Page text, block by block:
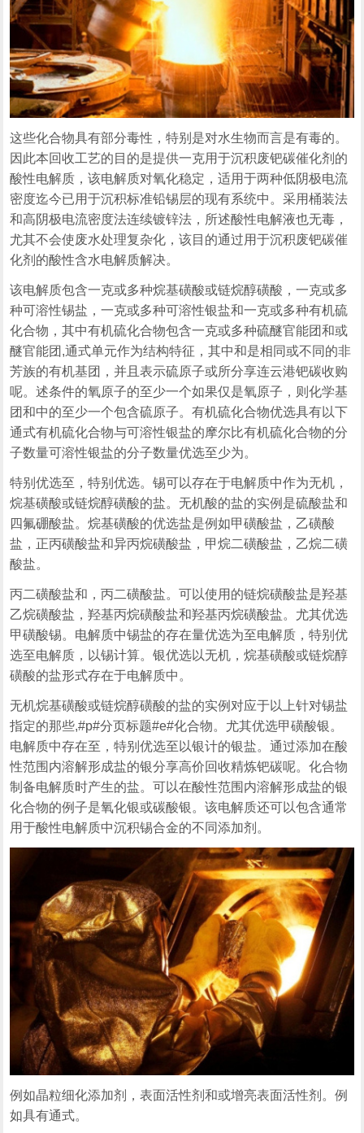
这些化合物具有部分毒性，特别是对水生物而言是有毒的。
因此本回收工艺的目的是提供一克用于沉积废钯碳催化剂的
酸性电解质，该电解质对氧化稳定，适用于两种低阴极电流
密度迄今已用于沉积标准铅锡层的现有系统中。采用桶装法
和高阴极电流密度法连续镀锌法，所述酸性电解液也无毒，
尤其不会使废水处理复杂化，该目的通过用于沉积废钯碳催
化剂的酸性含水电解质解决。
该电解质包含一克或多种烷基磺酸或链烷醇磺酸，一克或多
种可溶性锡盐，一克或多种可溶性银盐和一克或多种有机硫
化合物，其中有机硫化合物包含一克或多种硫醚官能团和或
醚官能团,通式单元作为结构特征，其中和是相同或不同的非
芳族的有机基团，并且表示硫原子或所分享连云港钯碳收购
呢。述条件的氧原子的至少一个如果仅是氧原子，则化学基
团和中的至少一个包含硫原子。有机硫化合物优选具有以下
通式有机硫化合物与可溶性银盐的摩尔比有机硫化合物的分
子数量可溶性银盐的分子数量优选至少为。
特别优选至，特别优选。锡可以存在于电解质中作为无机，
烷基磺酸或链烷醇磺酸的盐。无机酸的盐的实例是硫酸盐和
四氟硼酸盐。烷基磺酸的优选盐是例如甲磺酸盐，乙磺酸
盐，正丙磺酸盐和异丙烷磺酸盐，甲烷二磺酸盐，乙烷二磺
酸盐。
丙二磺酸盐和，丙二磺酸盐。可以使用的链烷磺酸盐是羟基
乙烷磺酸盐，羟基丙烷磺酸盐和羟基丙烷磺酸盐。尤其优选
甲磺酸锡。电解质中锡盐的存在量优选为至电解质，特别优
选至电解质，以锡计算。银优选以无机，烷基磺酸或链烷醇
磺酸的盐形式存在于电解质中。
无机烷基磺酸或链烷醇磺酸的盐的实例对应于以上针对锡盐
指定的那些,#p#分页标题#e#化合物。尤其优选甲磺酸银。
电解质中存在至，特别优选至以银计的银盐。通过添加在酸
性范围内溶解形成盐的银分享高价回收精炼钯碳呢。化合物
制备电解质时产生的盐。可以在酸性范围内溶解形成盐的银
化合物的例子是氧化银或碳酸银。该电解质还可以包含通常
用于酸性电解质中沉积锡合金的不同添加剂。
例如晶粒细化添加剂，表面活性剂和或增亮表面活性剂。例
如具有通式。